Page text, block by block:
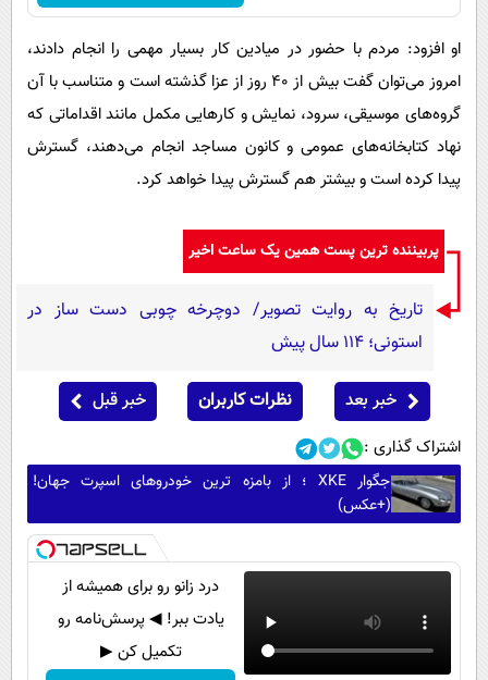
او افزود: مردم با حضور در میادین کار بسیار مهمی را انجام دادند،
امروز می‌توان گفت بیش از ۴۰ روز از عزا گذشته است و متناسب با آن
گروه‌های موسیقی، سرود، نمایش و کارهایی مکمل مانند اقداماتی که
نهاد کتابخانه‌های عمومی و کانون مساجد انجام می‌دهند، گسترش
پیدا کرده است و بیشتر هم گسترش پیدا خواهد کرد.
پربیننده ترین پست همین یک ساعت اخیر
تاریخ به روایت تصویر/ دوچرخه چوبی دست ساز در
استونی؛ 114 سال پیش
خبر بعد نظرات کاربران خبر قبل
اشتراک گذاری :
جگوار XKE ؛ از بامزه ترین خودروهای اسپرت جهان!
(+عکس)
درد زانو رو برای همیشه از
یادت ببر! ◀ پرسش‌نامه رو
تکمیل کن ▶